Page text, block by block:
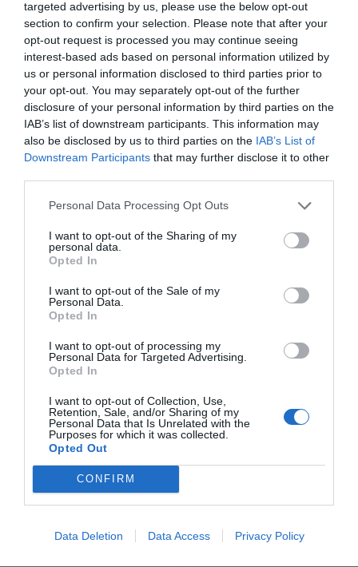
targeted advertising by us, please use the below opt-out
section to confirm your selection. Please note that after your
opt-out request is processed you may continue seeing
interest-based ads based on personal information utilized by
us or personal information disclosed to third parties prior to
your opt-out. You may separately opt-out of the further
disclosure of your personal information by third parties on the
IAB’s list of downstream participants. This information may
also be disclosed by us to third parties on the IAB’s List of
Downstream Participants that may further disclose it to other
Personal Data Processing Opt Outs
I want to opt-out of the Sharing of my
personal data.
Opted In
I want to opt-out of the Sale of my
Personal Data.
Opted In
I want to opt-out of processing my
Personal Data for Targeted Advertising.
Opted In
I want to opt-out of Collection, Use,
Retention, Sale, and/or Sharing of my
Personal Data that Is Unrelated with the
Purposes for which it was collected.
Opted Out
CONFIRM
Data Deletion Data Access Privacy Policy
SILVER/EXPERT SPONSOR
BRONZE SPONSOR